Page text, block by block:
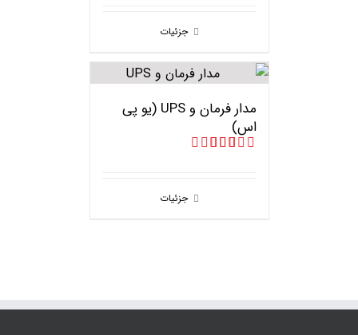
جزئیات
مدار فرمان و UPS (یو پی
اس)‌
جزئیات